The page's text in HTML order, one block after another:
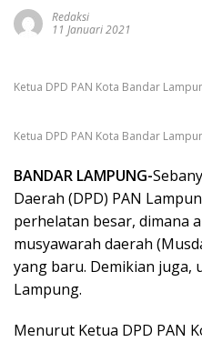
Redaksi
11 Januari 2021
Ketua DPD PAN Kota Bandar
Ketua DPD PAN Kota Bandar
BANDAR LAMPUNG-
Daerah (DPD) PAN
perhelatan besar, dimana
musyawarah daerah
yang baru. Demikian juga,
Lampung.
Menurut Ketua DPD PAN